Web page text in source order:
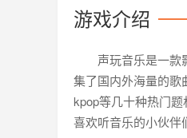
游戏介绍
声玩音乐是一款
集了国内外海量的歌
kpop等几十种热门
喜欢听音乐的小伙伴